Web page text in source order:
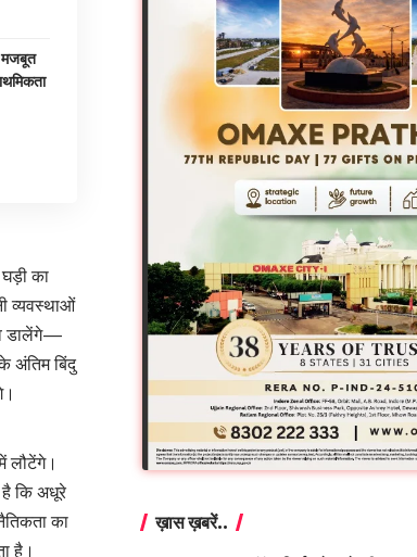
मजबूत
का
व्यवस्थाओं
डालेंगे—
अंतिम बिंदु
लौटेंगे।
है कि अधूरे
का
है।
ख़ास ख़बरें..